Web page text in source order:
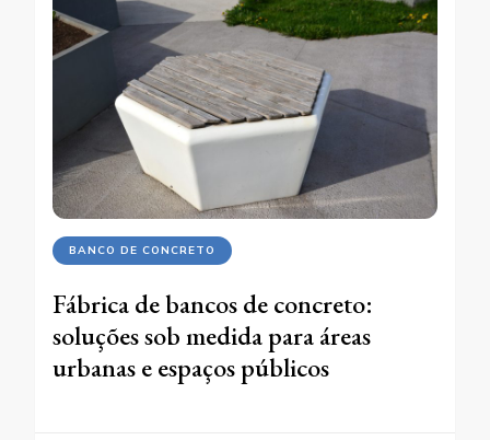
BANCO DE CONCRETO
Fábrica de bancos de concreto:
soluções sob medida para áreas
urbanas e espaços públicos